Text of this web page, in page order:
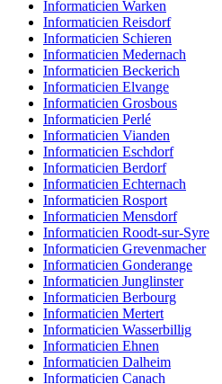
Informaticien Warken
Informaticien Reisdorf
Informaticien Schieren
Informaticien Medernach
Informaticien Beckerich
Informaticien Elvange
Informaticien Grosbous
Informaticien Perlé
Informaticien Vianden
Informaticien Eschdorf
Informaticien Berdorf
Informaticien Echternach
Informaticien Rosport
Informaticien Mensdorf
Informaticien Roodt-sur-Syre
Informaticien Grevenmacher
Informaticien Gonderange
Informaticien Junglinster
Informaticien Berbourg
Informaticien Mertert
Informaticien Wasserbillig
Informaticien Ehnen
Informaticien Dalheim
Informaticien Canach